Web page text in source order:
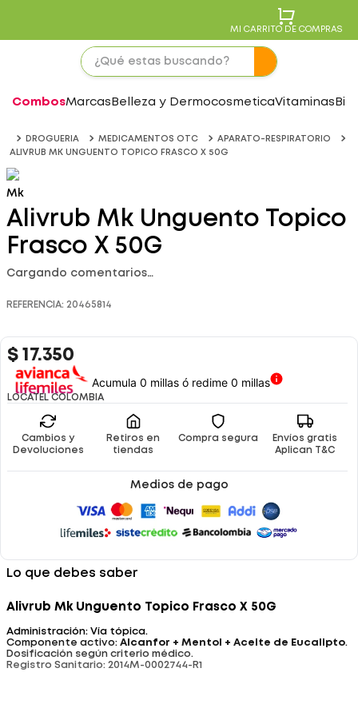
MI CARRITO DE COMPRAS
CombosMarcas Belleza y DermocosmeticaVitaminas
DROGUERIA MEDICAMENTOS OTC
APARATO-RESPIRATORIO
ALIVRUB MK UNGUENTO TOPICO FRASCO X 50G
Mk
Alivrub Mk Unguento Topico
Frasco X 50G
Cargando comentarios…
REFERENCIA: 20465814
$ 17.350
Acumula 0 millas ó redime 0 millas
LOCATEL COLOMBIA
Cambios y
Devoluciones
Retiros en
tiendas
Compra segura
Envíos gratis
Aplican T&C
Medios de pago
Lo que debes saber
Alivrub Mk Unguento Topico Frasco X 50G
Administración: Vía tópica.
Componente activo: Alcanfor + Mentol + Aceite de Eucalipto.
Dosificación según criterio médico.
Registro Sanitario: 2014M-0002744-R1